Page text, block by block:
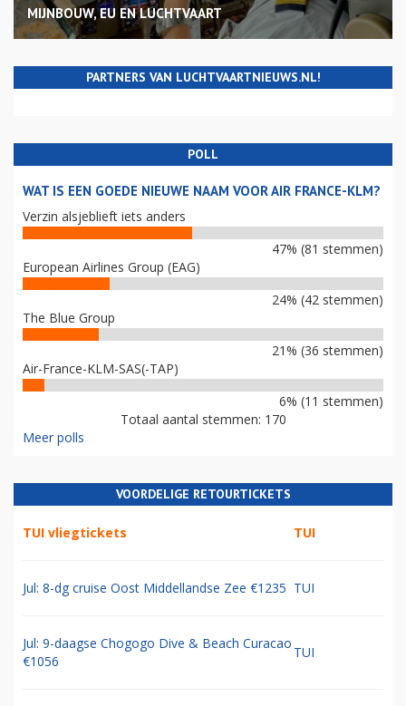
MIJNBOUW, EU EN LUCHTVAART
PARTNERS VAN LUCHTVAARTNIEUWS.NL!
POLL
WAT IS EEN GOEDE NIEUWE NAAM VOOR AIR FRANCE-KLM?
Verzin alsjeblieft iets anders
47% (81 stemmen)
European Airlines Group (EAG)
24% (42 stemmen)
The Blue Group
21% (36 stemmen)
Air-France-KLM-SAS(-TAP)
6% (11 stemmen)
Totaal aantal stemmen: 170
Meer polls
VOORDELIGE RETOURTICKETS
TUI vliegtickets TUI
Jul: 8-dg cruise Oost Middellandse Zee €1235 TUI
Jul: 9-daagse Chogogo Dive & Beach Curacao
€1056
TUI